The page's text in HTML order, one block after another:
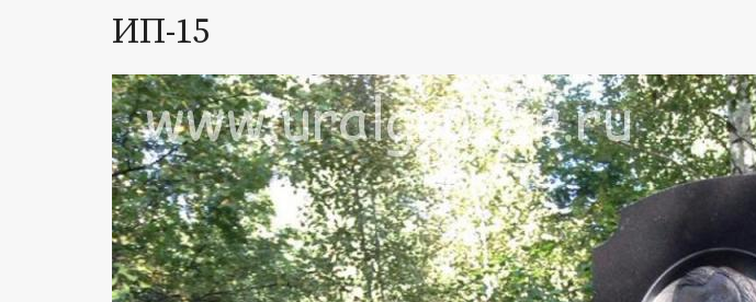
ИП-15